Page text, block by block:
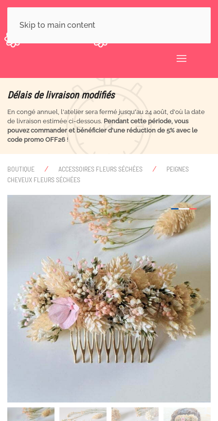
Skip to main content
Délais de livraison modifiés
En congé annuel, l'atelier sera fermé jusqu'au 24 août, d'où la date
de livraison estimée ci-dessous. Pendant cette période, vous
pouvez commander et bénéficier d'une réduction de 5% avec le
code promo OFF26 !
BOUTIQUE ACCESSOIRES FLEURS SÉCHÉES
PEIGNES
CHEVEUX FLEURS SÉCHÉES